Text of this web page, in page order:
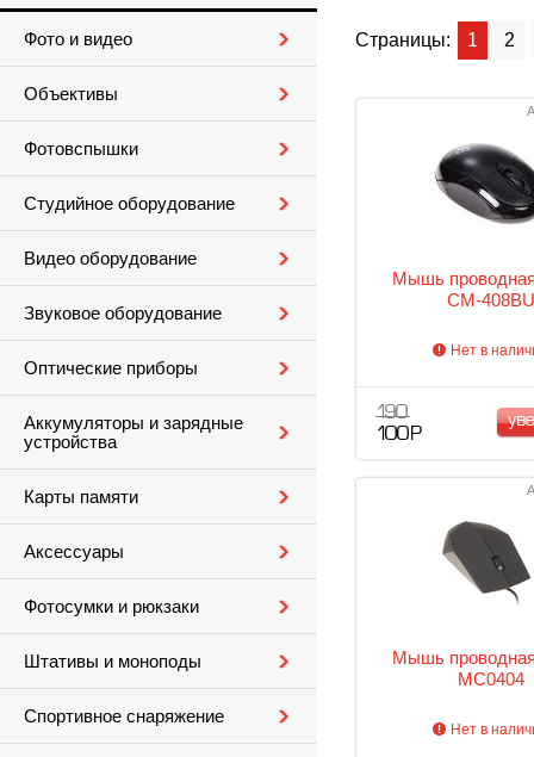
Фото и видео
Объективы
Фотовспышки
Студийное оборудование
Видео оборудование
Звуковое оборудование
Оптические приборы
Аккумуляторы и зарядные
устройства
Карты памяти
Аксессуары
Фотосумки и рюкзаки
Штативы и моноподы
Спортивное снаряжение
Страницы: 1 2
Мышь
CM-408BU
Нет в
190
100 Р
Мышь
MC0404
Нет в